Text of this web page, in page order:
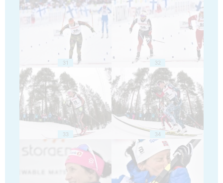
31 32
33 34